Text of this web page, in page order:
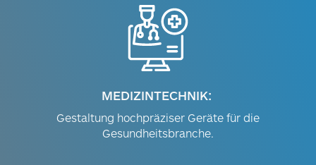
MEDIZINTECHNIK:
Gestaltung hochpräziser Geräte für die
Gesundheitsbranche.